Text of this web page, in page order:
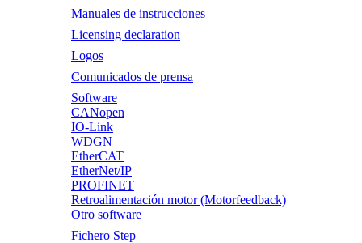
Manuales de instrucciones
Licensing declaration
Logos
Comunicados de prensa
Software
CANopen
IO-Link
WDGN
EtherCAT
EtherNet/IP
PROFINET
Retroalimentación motor (Motorfeedback)
Otro software
Fichero Step